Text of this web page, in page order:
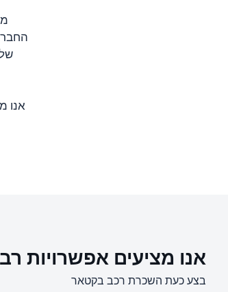
אנו
אנו מציעים אפשרויות
בצע כעת השכרת רכב בקטאר